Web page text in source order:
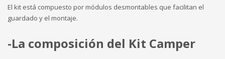
El kit está compuesto por módulos desmontables que facilitan el
guardado y el montaje.
-La composición del Kit Camper